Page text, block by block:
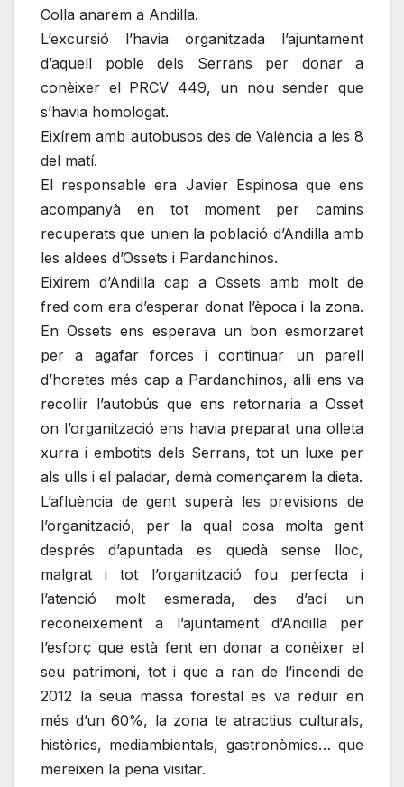
Colla anarem a Andilla.
L’excursió l’havia organitzada l’ajuntament
d’aquell poble dels Serrans per donar a
conèixer el PRCV 449, un nou sender que
s’havia homologat.
Eixírem amb autobusos des de València a les 8
del matí.
El responsable era Javier Espinosa que ens
acompanyà en tot moment per camins
recuperats que unien la població d’Andilla amb
les aldees d’Ossets i Pardanchinos.
Eixirem d’Andilla cap a Ossets amb molt de
fred com era d’esperar donat l’època i la zona.
En Ossets ens esperava un bon esmorzaret
per a agafar forces i continuar un parell
d’horetes més cap a Pardanchinos, alli ens va
recollir l’autobús que ens retornaria a Osset
on l’organització ens havia preparat una olleta
xurra i embotits dels Serrans, tot un luxe per
als ulls i el paladar, demà començarem la dieta.
L’afluència de gent superà les previsions de
l’organització, per la qual cosa molta gent
després d’apuntada es quedà sense lloc,
malgrat i tot l’organització fou perfecta i
l’atenció molt esmerada, des d’ací un
reconeixement a l’ajuntament d’Andilla per
l’esforç que està fent en donar a conèixer el
seu patrimoni, tot i que a ran de l’incendi de
2012 la seua massa forestal es va reduir en
més d’un 60%, la zona te atractius culturals,
històrics, mediambientals, gastronòmics… que
mereixen la pena visitar.